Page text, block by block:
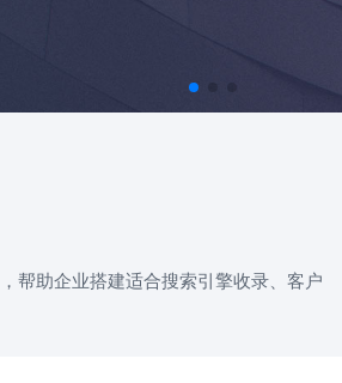
帮助企业搭建适合搜索引擎收录、客户